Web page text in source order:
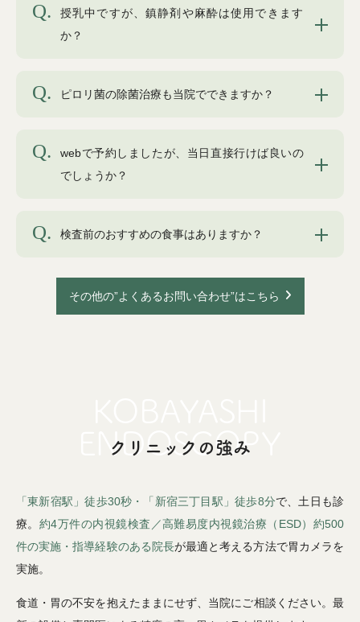
授乳中ですが、鎮静剤や麻酔は使用できます
か？
ピロリ菌の除菌治療も当院でできますか？
webで予約しましたが、当日直接行けば良いの
でしょうか？
検査前のおすすめの食事はありますか？
その他の”よくあるお問い合わせ”はこちら
クリニックの強み
「東新宿駅」徒歩30秒・「新宿三丁目駅」徒歩8分で、土日も診
療。 約4万件の内視鏡検査／高難易度内視鏡治療（ESD）約500
件の実施・指導経験のある院長が最適と考える方法で胃カメラを
実施。
食道・胃の不安を抱えたままにせず、当院にご相談ください。最